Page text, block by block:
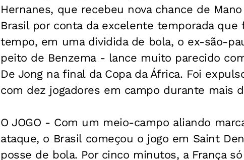
Hernanes, que recebeu nova chance de
Brasil por conta da excelente temporada
tempo, em uma dividida de bola, o ex-são-
peito de Benzema - lance muito parecido
De Jong na final da Copa da África. Foi
com dez jogadores em campo durante mais
O JOGO - Com um meio-campo aliando
ataque, o Brasil começou o jogo em Saint
posse de bola. Por cinco minutos, a França